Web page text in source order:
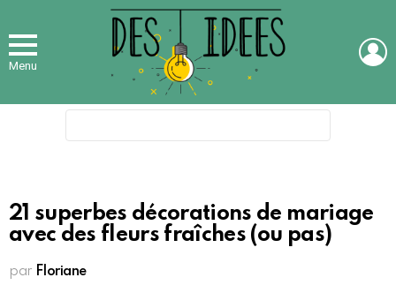
Menu
21 superbes décorations de mariage
avec des fleurs fraîches (ou pas)
par Floriane